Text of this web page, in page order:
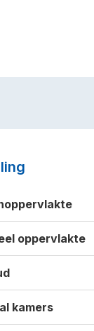
oppervlakte
kamers